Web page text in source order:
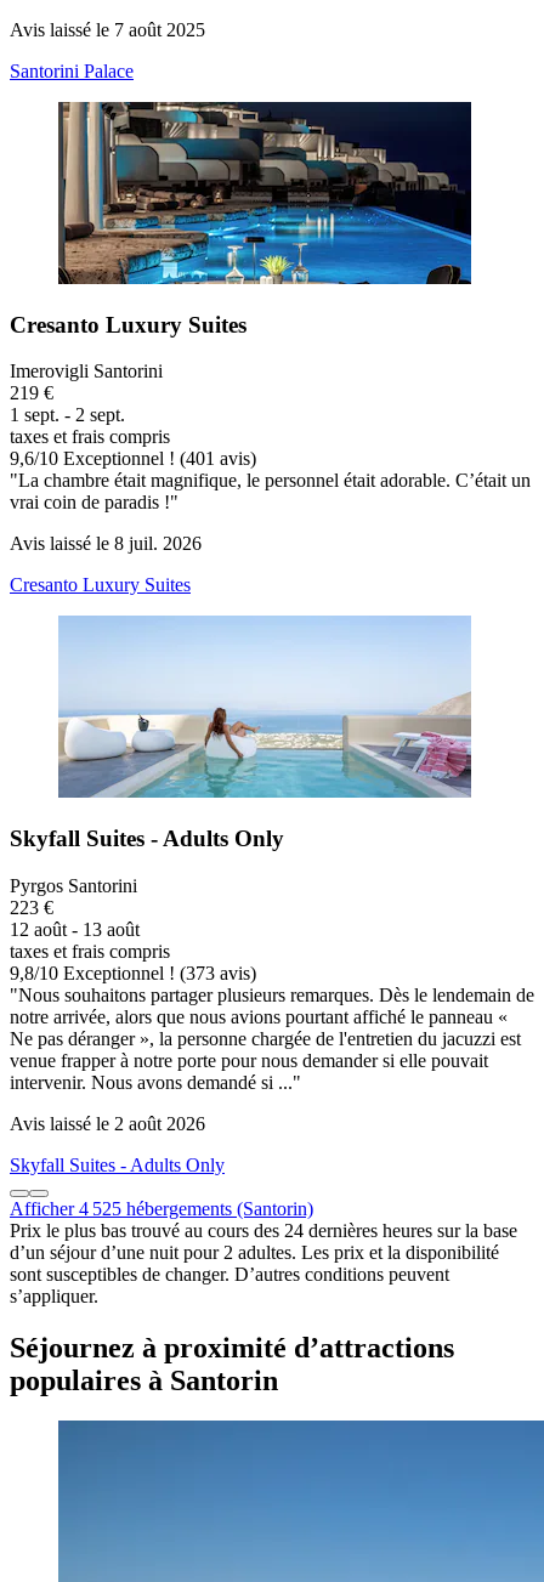
Avis laissé le 7 août 2025
Santorini Palace
Cresanto Luxury Suites
Imerovigli Santorini
219 €
1 sept. - 2 sept.
taxes et frais compris
9,6/10 Exceptionnel ! (401 avis)
"La chambre était magnifique, le personnel était adorable. C’était un
vrai coin de paradis !"
Avis laissé le 8 juil. 2026
Cresanto Luxury Suites
Skyfall Suites - Adults Only
Pyrgos Santorini
223 €
12 août - 13 août
taxes et frais compris
9,8/10 Exceptionnel ! (373 avis)
"Nous souhaitons partager plusieurs remarques. Dès le lendemain de
notre arrivée, alors que nous avions pourtant affiché le panneau «
Ne pas déranger », la personne chargée de l'entretien du jacuzzi est
venue frapper à notre porte pour nous demander si elle pouvait
intervenir. Nous avons demandé si ..."
Avis laissé le 2 août 2026
Skyfall Suites - Adults Only
Afficher 4 525 hébergements (Santorin)
Prix le plus bas trouvé au cours des 24 dernières heures sur la base
d’un séjour d’une nuit pour 2 adultes. Les prix et la disponibilité
sont susceptibles de changer. D’autres conditions peuvent
s’appliquer.
Séjournez à proximité d’attractions
populaires à Santorin